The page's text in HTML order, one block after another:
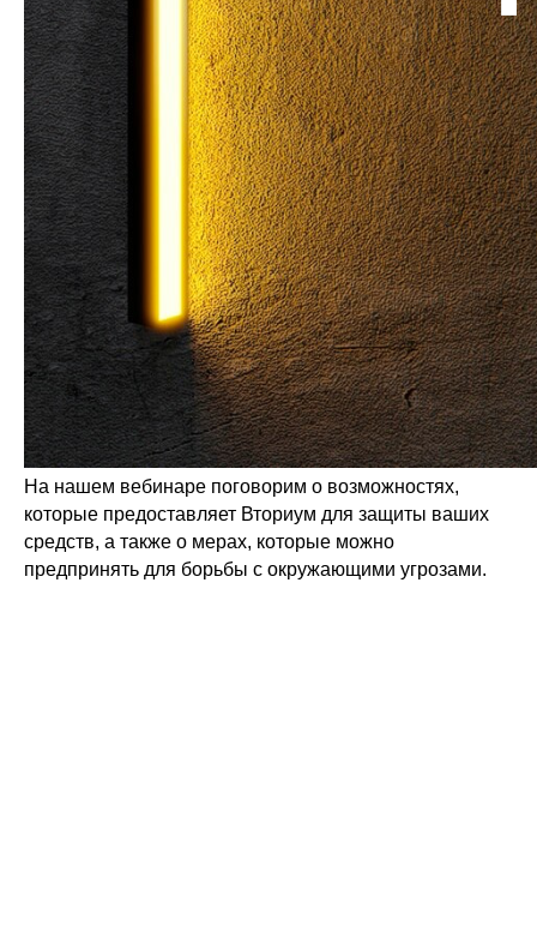
На нашем вебинаре поговорим о возможностях,
которые предоставляет Вториум для защиты ваших
средств, а также о мерах, которые можно
предпринять для борьбы с окружающими угрозами.